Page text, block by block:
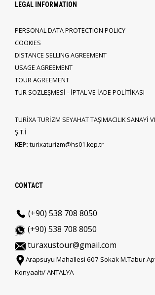
LEGAL INFORMATION
PERSONAL DATA PROTECTION POLICY
COOKIES
DISTANCE SELLING AGREEMENT
USAGE AGREEMENT
TOUR AGREEMENT
TUR SÖZLEŞMESİ - İPTAL VE İADE POLİTİKASI
TURİXA TURİZM SEYAHAT TAŞIMACILIK SANAYİ
Ş.T.İ
KEP: turixaturizm@hs01.kep.tr
CONTACT
(+90) 538 708 8050
(+90) 538 708 8050
turaxustour@gmail.com
Arapsuyu Mahallesi 607 Sokak M.Tabur
Konyaaltı/ ANTALYA